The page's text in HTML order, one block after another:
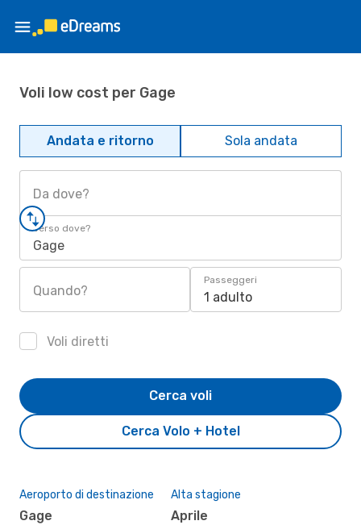
Voli low cost per Gage
Andata e ritorno Sola andata
Da dove?
Verso dove?
Gage
Quando?
Passeggeri
1 adulto
Voli diretti
Cerca Volo + Hotel
Cerca voli
Aeroporto di destinazione
Gage
Alta stagione
aprile